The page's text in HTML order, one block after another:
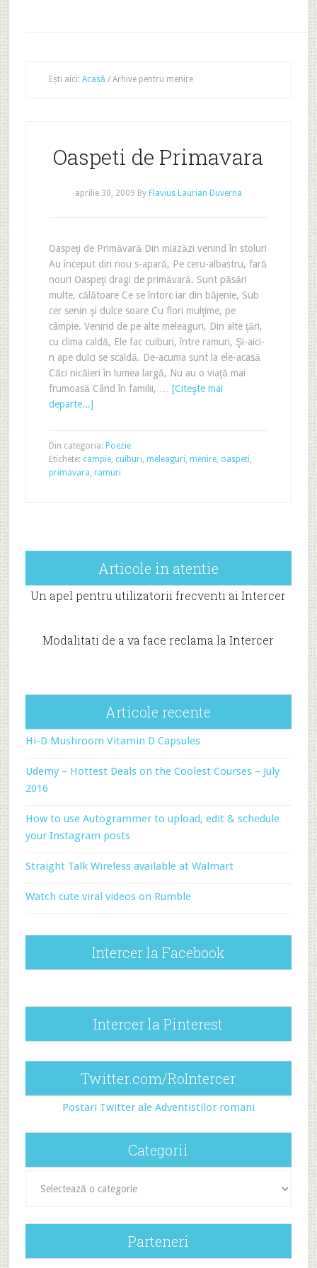
Ești aici: Acasă /Arhive pentru menire
Oaspeti de Primavara
aprilie 30, 2009 By Flavius Laurian Duverna
Oaspeţi de Primăvară Din miazăzi venind în stoluri
Au început din nou s-apară, Pe ceru-albastru, fară
nouri Oaspeţi dragi de primăvară. Sunt păsări
multe, călătoare Ce se întorc iar din băjenie, Sub
cer senin şi dulce soare Cu flori mulţime, pe
câmpie. Venind de pe alte meleaguri, Din alte ţări,
cu clima caldă, Ele fac cuiburi, între ramuri, Şi-aici-
n ape dulci se scaldă. De-acuma sunt la ele-acasă
Căci nicăieri în lumea largă, Nu au o viaţă mai
frumoasă Când în familii, … [Citeşte mai
departe...]
Din categoria: Poezie
Etichete: campie, cuiburi, meleaguri, menire, oaspeti,
primavara, ramuri
Articole in atentie
Un apel pentru utilizatorii frecventi ai Intercer
Modalitati de a va face reclama la Intercer
Articole recente
Hi-D Mushroom Vitamin D Capsules
Udemy – Hottest Deals on the Coolest Courses – July
2016
How to use Autogrammer to upload, edit & schedule
your Instagram posts
Straight Talk Wireless available at Walmart
Watch cute viral videos on Rumble
Intercer la Facebook
Intercer la Pinterest
Twitter.com/RoIntercer
Postari Twitter ale Adventistilor romani
Categorii
Parteneri